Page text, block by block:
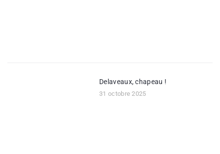
Delaveaux, chapeau !
31 octobre 2025